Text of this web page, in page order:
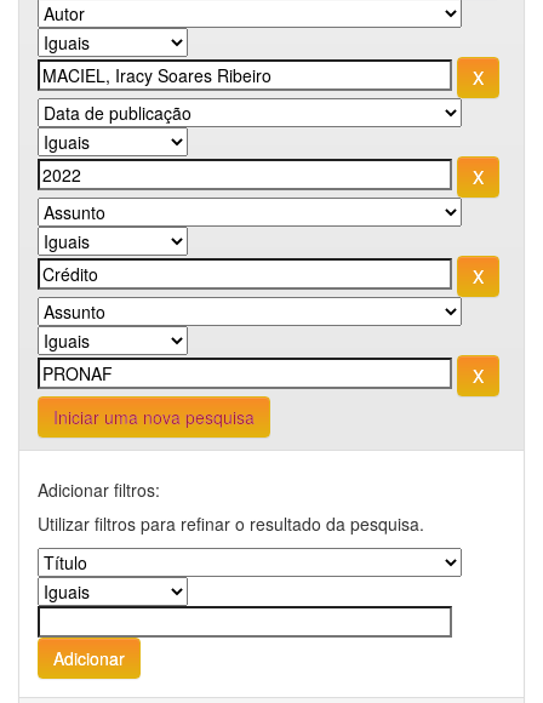
Iniciar uma nova pesquisa
Adicionar filtros:
Utilizar filtros para refinar o resultado da pesquisa.